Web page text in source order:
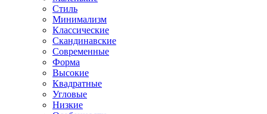
Стиль
Минимализм
Классические
Скандинавские
Современные
Форма
Высокие
Квадратные
Угловые
Низкие